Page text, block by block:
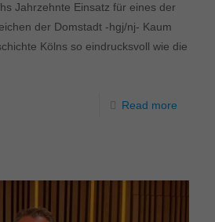
Jahrzehnte Einsatz für eines der
der Domstadt -hgj/nj- Kaum
Kölns so eindrucksvoll wie die
Read more